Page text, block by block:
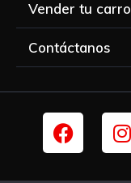
Vender tu carro
Contáctanos